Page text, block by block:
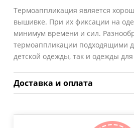
Термоаппликация является
вышивке. При их фиксации на
минимум времени и сил.
термоаппликации подходящими
детской одежды, так и одежды
Доставка и оплата